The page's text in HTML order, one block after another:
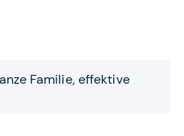
Familie, effektive